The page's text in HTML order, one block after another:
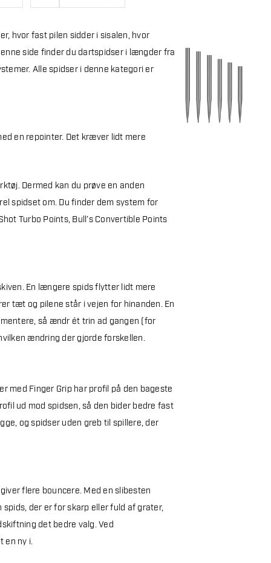
hvor fast pilen sidder i sisalen, hvor
side finder du dartspidser i længder fra
Alle spidser i denne kategori er
en repointer. Det kræver lidt mere
Dermed kan du prøve en anden
spidset om. Du finder dem system for
Turbo Points, Bull’s Convertible Points
En længere spids flytter lidt mere
tæt og pilene står i vejen for hinanden. En
så ændr ét trin ad gangen (for
ændring der gjorde forskellen.
med Finger Grip har profil på den bageste
ud mod spidsen, så den bider bedre fast
og spidser uden greb til spillere, der
flere bouncere. Med en slibesten
der er for skarp eller fuld af grater,
det bedre valg. Ved
en ny i.